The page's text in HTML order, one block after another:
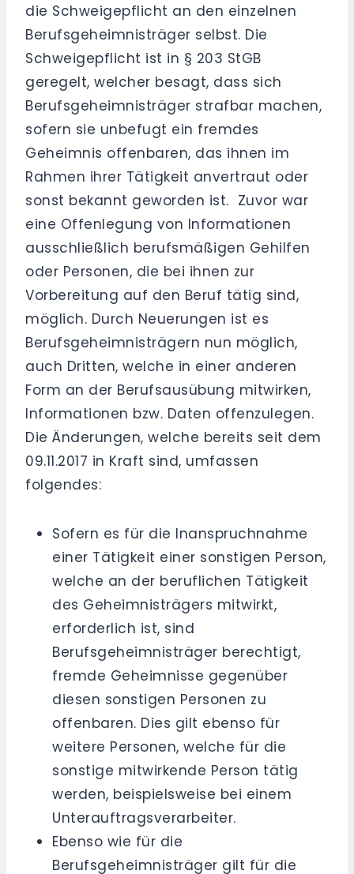
die Schweigepflicht an den einzelnen
Berufsgeheimnisträger selbst. Die
Schweigepflicht ist in § 203 StGB
geregelt, welcher besagt, dass sich
Berufsgeheimnisträger strafbar machen,
sofern sie unbefugt ein fremdes
Geheimnis offenbaren, das ihnen im
Rahmen ihrer Tätigkeit anvertraut oder
sonst bekannt geworden ist. Zuvor war
eine Offenlegung von Informationen
ausschließlich berufsmäßigen Gehilfen
oder Personen, die bei ihnen zur
Vorbereitung auf den Beruf tätig sind,
möglich. Durch Neuerungen ist es
Berufsgeheimnisträgern nun möglich,
auch Dritten, welche in einer anderen
Form an der Berufsausübung mitwirken,
Informationen bzw. Daten offenzulegen.
Die Änderungen, welche bereits seit dem
09.11.2017 in Kraft sind, umfassen
folgendes:
Sofern es für die Inanspruchnahme
einer Tätigkeit einer sonstigen Person,
welche an der beruflichen Tätigkeit
des Geheimnisträgers mitwirkt,
erforderlich ist, sind
Berufsgeheimnisträger berechtigt,
fremde Geheimnisse gegenüber
diesen sonstigen Personen zu
offenbaren. Dies gilt ebenso für
weitere Personen, welche für die
sonstige mitwirkende Person tätig
werden, beispielsweise bei einem
Unterauftragsverarbeiter.
Ebenso wie für die
Berufsgeheimnisträger gilt für die